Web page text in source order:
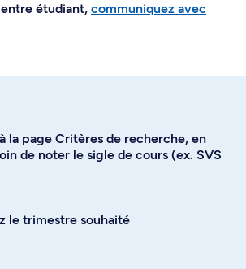
étudiant, communiquez avec
la page Critères de recherche, en
de noter le sigle de cours (ex. SVS
le trimestre souhaité